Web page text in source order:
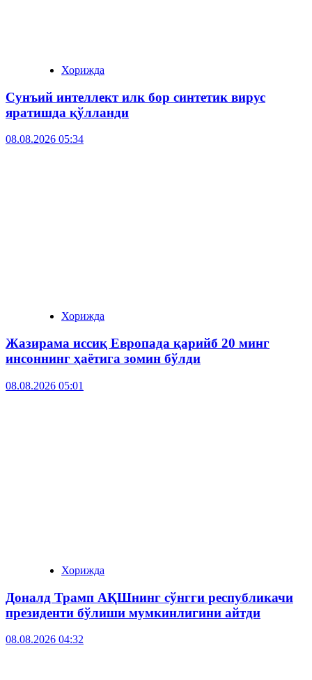
Хорижда
Сунъий интеллект илк бор синтетик вирус
яратишда қўлланди
08.08.2026 05:34
Хорижда
Жазирама иссиқ Европада қарийб 20 минг
инсоннинг ҳаётига зомин бўлди
08.08.2026 05:01
Хорижда
Доналд Трамп АҚШнинг сўнгги республикачи
президенти бўлиши мумкинлигини айтди
08.08.2026 04:32